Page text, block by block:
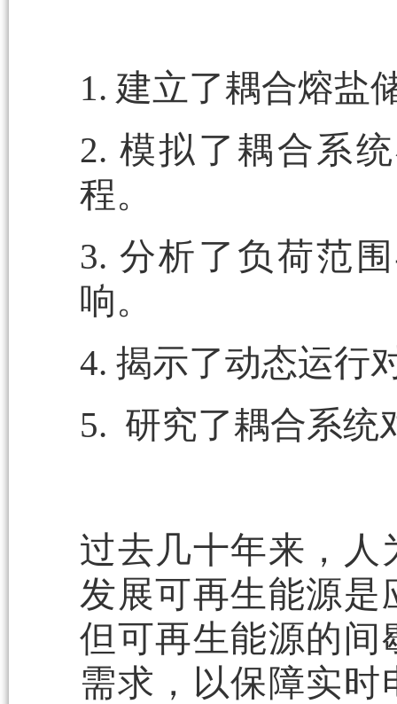
1. 建立了耦合熔盐
2. 模拟了耦合系
程。
3. 分析了负荷范
响。
4. 揭示了动态运行
5. 研究了耦合系统
过去几十年来，人
发展可再生能源是
但可再生能源的间
需求，以保障实